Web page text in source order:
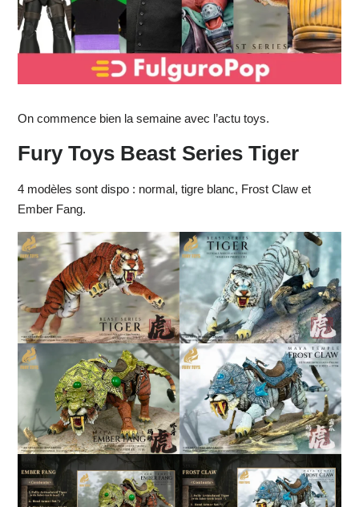
On commence bien la semaine avec l’actu toys.
Fury Toys Beast Series Tiger
4 modèles sont dispo : normal, tigre blanc, Frost Claw et
Ember Fang.